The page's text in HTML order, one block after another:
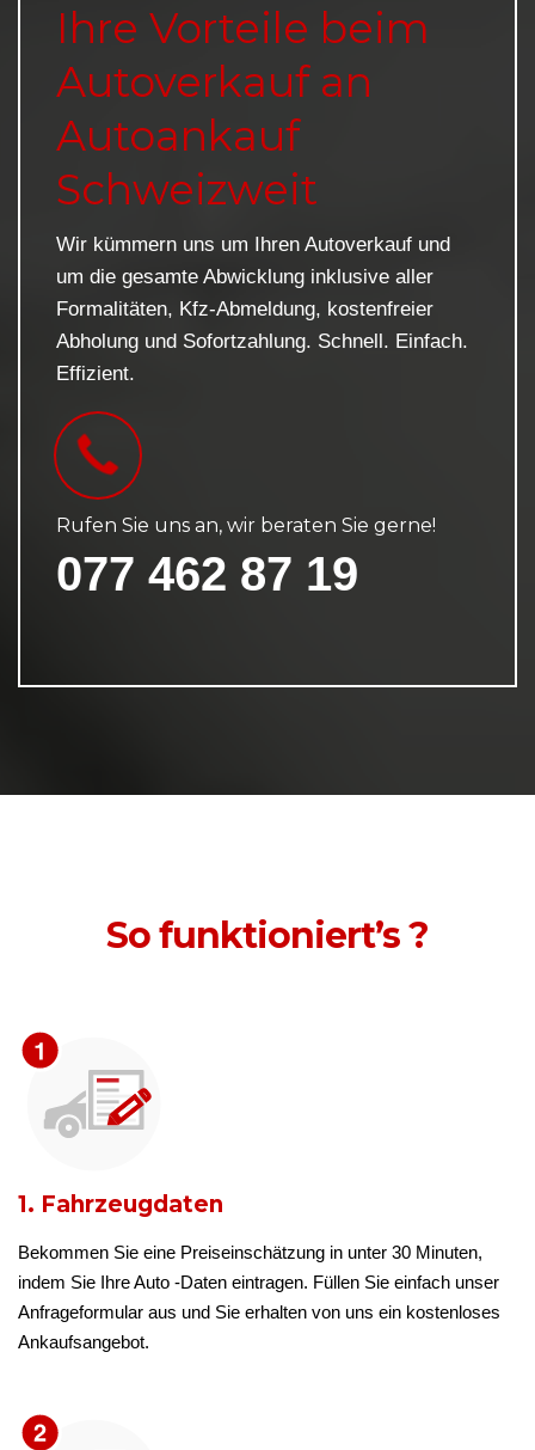
Ihre Vorteile beim
Autoverkauf an
Autoankauf
Schweizweit
Wir kümmern uns um Ihren Autoverkauf und
um die gesamte Abwicklung inklusive aller
Formalitäten, Kfz-Abmeldung, kostenfreier
Abholung und Sofortzahlung. Schnell. Einfach.
Effizient.
Rufen Sie uns an, wir beraten Sie gerne!
077 462 87 19
So funktioniert’s ?
1. Fahrzeugdaten
Bekommen Sie eine Preiseinschätzung in unter 30 Minuten,
indem Sie Ihre Auto -Daten eintragen. Füllen Sie einfach unser
Anfrageformular aus und Sie erhalten von uns ein kostenloses
Ankaufsangebot.